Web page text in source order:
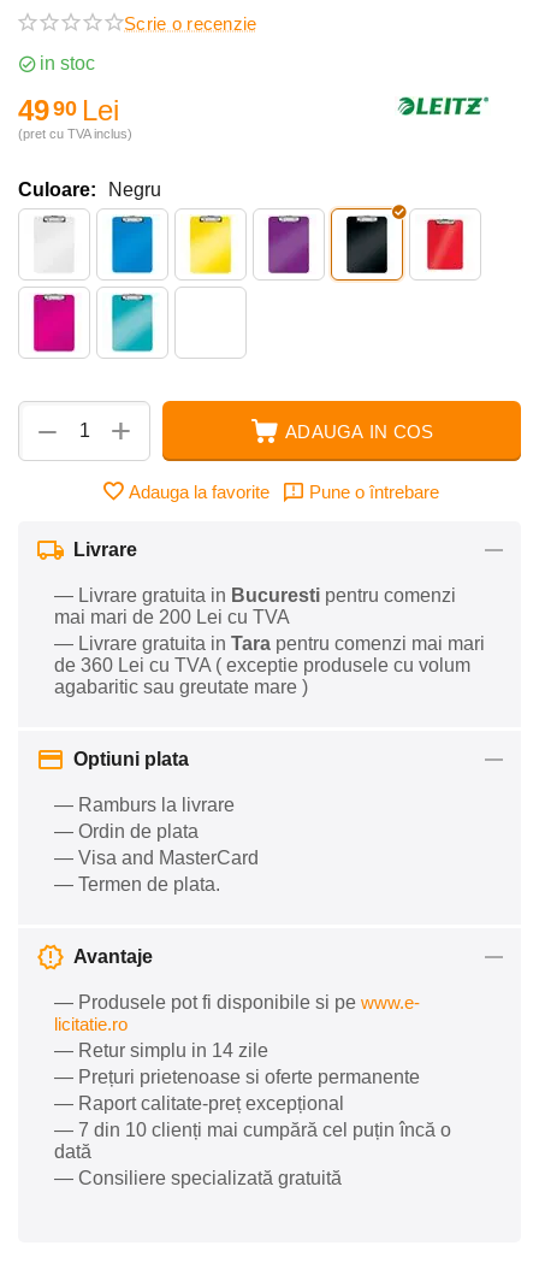
Scrie o recenzie
in stoc
4990 Lei
(pret cu TVA inclus)
Culoare: Negru
+
− ADAUGA IN COS
Adauga la favorite Pune o întrebare
Livrare
— Livrare gratuita in Bucuresti pentru comenzi
mai mari de 200 Lei cu TVA
— Livrare gratuita in Tara pentru comenzi mai mari
de 360 Lei cu TVA ( exceptie produsele cu volum
agabaritic sau greutate mare )
Optiuni plata
— Ramburs la livrare
— Ordin de plata
— Visa and MasterCard
— Termen de plata.
Avantaje
— Produsele pot fi disponibile si pe www.e-
licitatie.ro
— Retur simplu in 14 zile
— Prețuri prietenoase si oferte permanente
— Raport calitate-preț excepțional
— 7 din 10 clienți mai cumpără cel puțin încă o
dată
— Consiliere specializată gratuită